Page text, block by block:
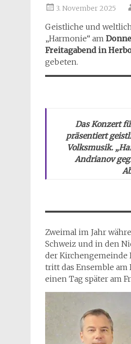
3. November 2025
Geistliche und
„Harmonie“ am
Freitagabend in
gebeten.
Das Konzert
präsentiert
Volksmusik.
Andrianov
Zweimal im Jahr
Schweiz und in den
der Kirchengemeinde
tritt das Ensemble am
einen Tag später am